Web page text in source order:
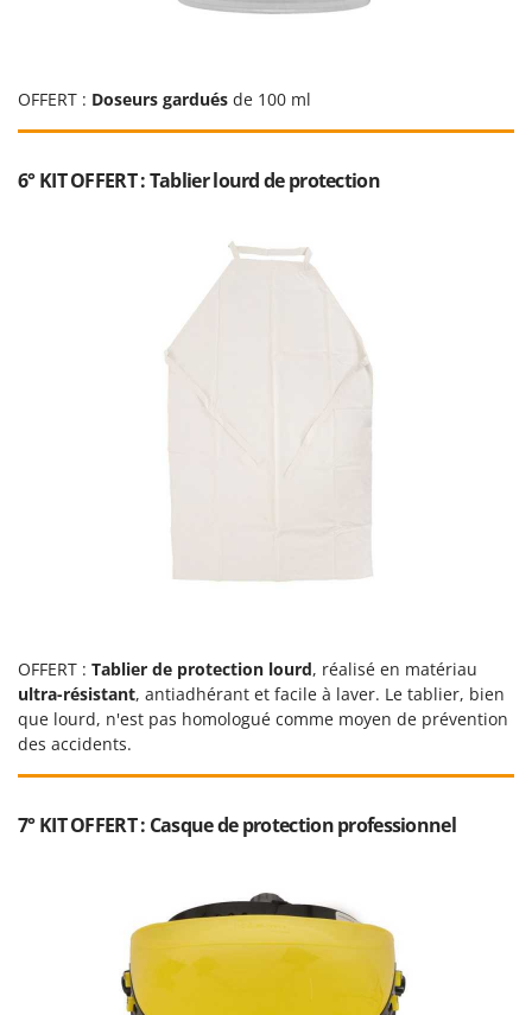
OFFERT : Doseurs gardués de 100 ml
6° KIT OFFERT : Tablier lourd de protection
OFFERT : Tablier de protection lourd, réalisé en matériau
ultra-résistant, antiadhérant et facile à laver. Le tablier, bien
que lourd, n'est pas homologué comme moyen de prévention
des accidents.
7° KIT OFFERT : Casque de protection professionnel